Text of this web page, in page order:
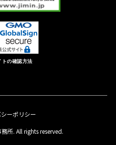
トの確認方法
ーポリシー
所. All rights reserved.